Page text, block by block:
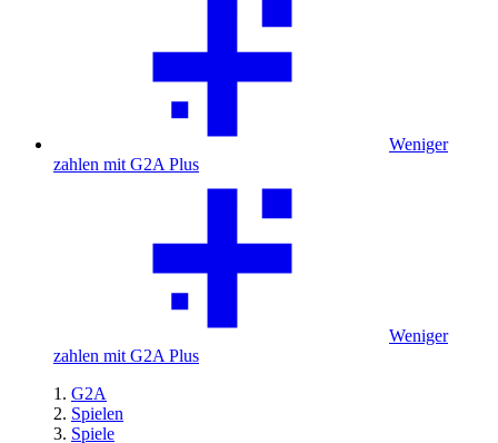
Weniger
zahlen mit G2A Plus
Weniger
zahlen mit G2A Plus
G2A
Spielen
Spiele